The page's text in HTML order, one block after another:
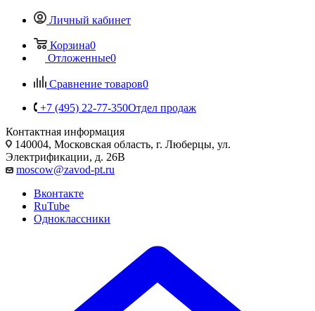
Личный кабинет
Корзина0
Отложенные0
Сравнение товаров0
+7 (495) 22-77-350Отдел продаж
Контактная информация
140004, Московская область, г. Люберцы, ул.
Электрификации, д. 26В
moscow@zavod-pt.ru
Вконтакте
RuTube
Одноклассники